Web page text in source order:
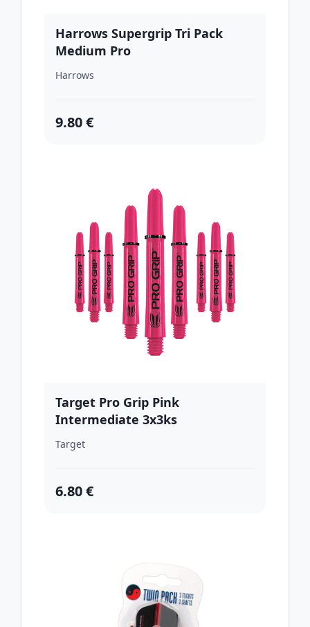
Harrows Supergrip Tri Pack
Medium Pro
Harrows
9.80 €
Target Pro Grip Pink
Intermediate 3x3ks
Target
6.80 €